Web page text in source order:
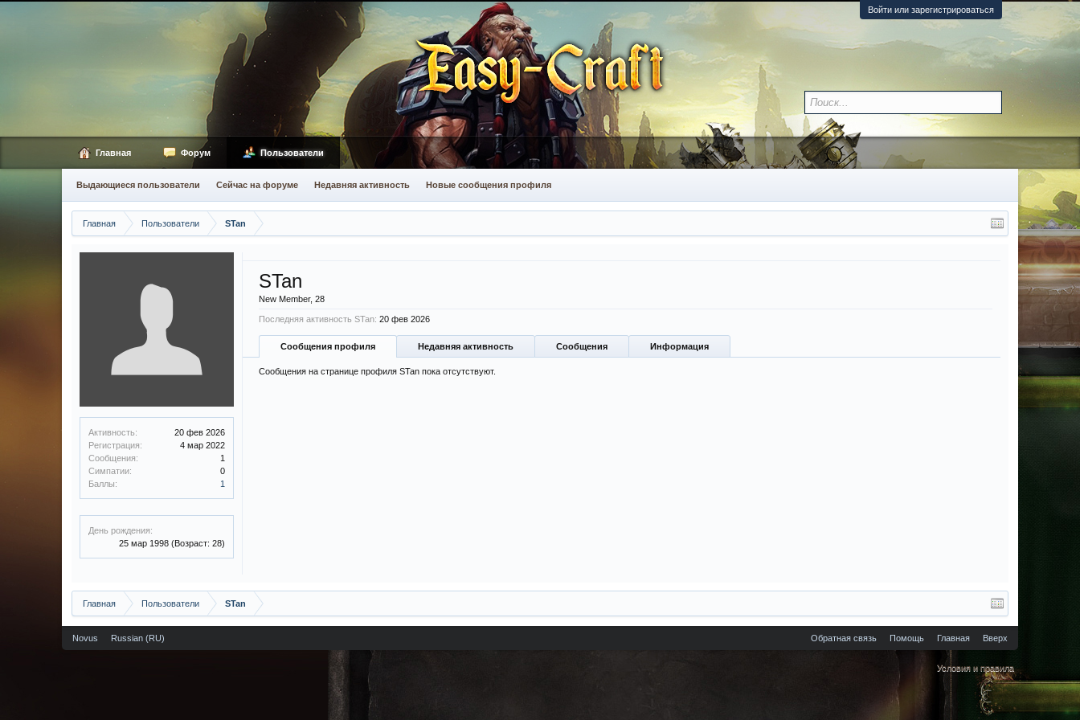
Войти или зарегистрироваться
Главная Пользователи STan
Активность:
20 фев 2026
Регистрация:
4 мар 2022
Сообщения:
1
Симпатии:
0
Баллы:
1
День рождения:
25 мар 1998 (Возраст: 28)
STan
New Member, 28
Последняя активность STan: 20 фев 2026
Сообщения профиля Недавняя активность Сообщения Информация
Сообщения на странице профиля STan пока отсутствуют.
Главная Пользователи STan
Главная Форум Пользователи
Выдающиеся пользователи Сейчас на форуме Недавняя активность Новые сообщения профиля
Novus Russian (RU) Обратная связь Помощь Главная Вверх
Условия и правила